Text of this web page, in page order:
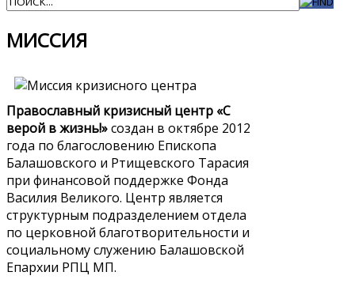
МИССИЯ
Православный кризисный центр «С
верой в жизнь!»создан в октябре 2012
года по благословению Епископа
Балашовского и Ртищевского Тарасия
при финансовой поддержке Фонда
Василия Великого. Центр является
структурным подразделением отдела
по церковной благотворительности и
социальному служению Балашовской
Епархии РПЦ МП.